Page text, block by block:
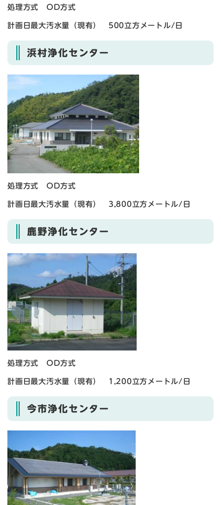
処理方式 OD方式
計画日最大汚水量（現有） 500立方メートル/日
浜村浄化センター
処理方式 OD方式
計画日最大汚水量（現有） 3,800立方メートル/日
鹿野浄化センター
処理方式 OD方式
計画日最大汚水量（現有） 1,200立方メートル/日
今市浄化センター